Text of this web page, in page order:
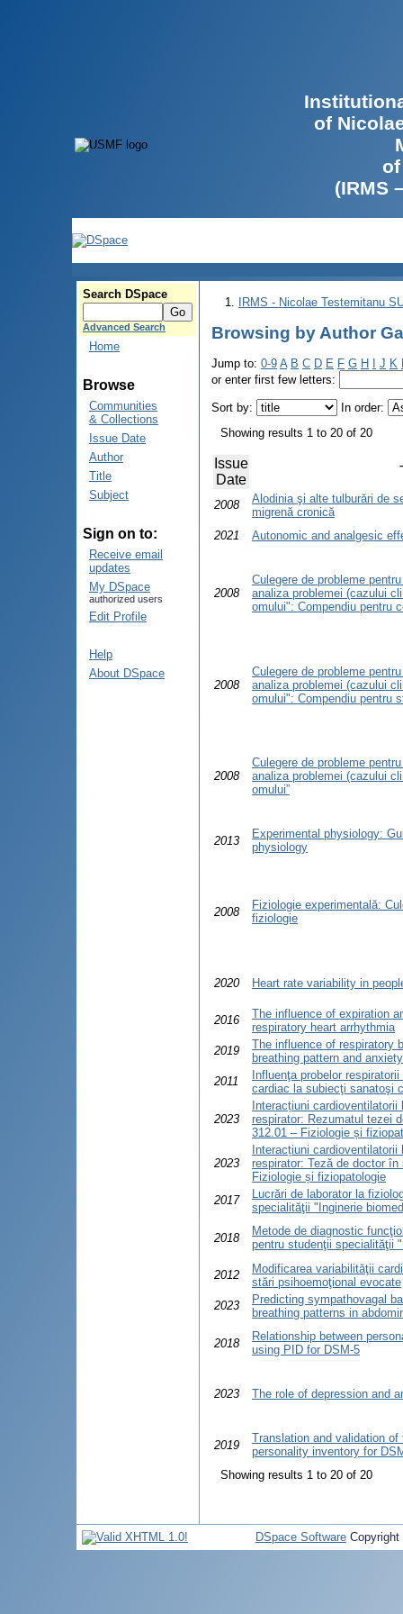
of
(IRMS
Search DSpace
Advanced Search
Home
Browse
Communities
& Collections
Issue Date
Author
Title
Subject
Sign on to:
Receive email
updates
My DSpace
authorized users
Edit Profile
Help
About DSpace
IRMS - Nicolae Testemitanu
Browsing by Author
Jump to: 0-9 A B C D E F G H J K
or enter first few letters:
Sort by:
In order:
Showing results 1 to 20 of 20
Issue
Date
2008
Alodinia şi alte tulburări de
migrenă cronică
2021
Autonomic and analgesic
2008
Culegere de probleme
analiza problemei (cazului
omului": Compendiu pentru
2008
Culegere de probleme
analiza problemei (cazului
omului": Compendiu pentru
2008
Culegere de probleme
analiza problemei (cazului
omului”
2013
Experimental physiology:
physiology
2008
Fiziologie experimentală:
fiziologie
2020 Heart rate variability in
2016
The influence of expiration
respiratory heart arrhythmia
2019
The influence of respiratory
breathing pattern and anxiety
2011
Influenţa probelor
cardiac la subiecţi sanatoşi
2023
Interacțiuni
respirator: Rezumatul tezei
312.01 – Fiziologie și
2023
Interacțiuni
respirator: Teză de doctor
Fiziologie și fiziopatologie
2017
Lucrări de laborator la
specialităţii "Inginerie
2018
Metode de diagnostic
pentru studenţii specialităţii
2012
Modificarea variabilităţii
stări psihoemoţional evocate
2023
Predicting sympathovagal
breathing patterns in
2018
Relationship between
using PID for DSM-5
2023 The role of depression and
2019
Translation and validation
personality inventory for
Showing results 1 to 20 of 20
DSpace Software